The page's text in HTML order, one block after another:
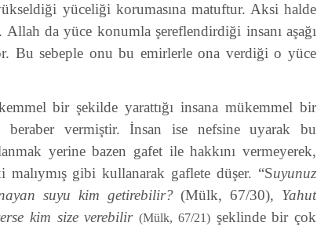
yüceliği korumasına matuftur. Aksi halde
Allah da yüce konumla şereflendirdiği insanı aşağı
Bu sebeple onu bu emirlerle ona verdiği o yüce
bir şekilde yarattığı insana mükemmel bir
beraber vermiştir. İnsan ise nefsine uyarak bu
yerine bazen gafet ile hakkını vermeyerek,
gibi kullanarak gaflete düşer. “Suyunuz
suyu kim getirebilir?(Mülk, 67/30), Yahut
kim size verebilir (Mülk, 67/21)şeklinde bir çok